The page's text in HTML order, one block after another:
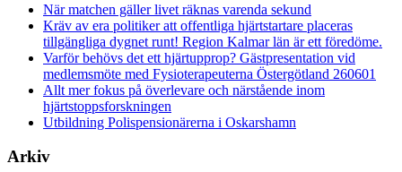
När matchen gäller livet räknas varenda sekund
Kräv av era politiker att offentliga hjärtstartare placeras
tillgängliga dygnet runt! Region Kalmar län är ett föredöme.
Varför behövs det ett hjärtupprop? Gästpresentation vid
medlemsmöte med Fysioterapeuterna Östergötland 260601
Allt mer fokus på överlevare och närstående inom
hjärtstoppsforskningen
Utbildning Polispensionärerna i Oskarshamn
Arkiv